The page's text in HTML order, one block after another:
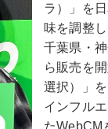
ラ）」を
味を調整
千葉県・
ら販売を
選択）」
インフル
たWebCM